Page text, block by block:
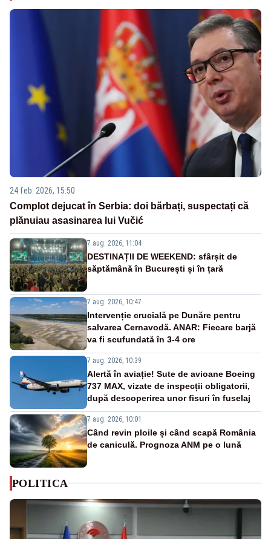
24 feb. 2026, 15:50
Complot dejucat în Serbia: doi bărbați, suspectați că
plănuiau asasinarea lui Vučić
7 aug. 2026, 11:04
DESTINAȚII DE WEEKEND: sfârșit de
săptămână în București și în țară
7 aug. 2026, 10:47
Intervenție crucială pe Dunăre pentru
salvarea Cernavodă. ANAR: Fiecare barjă
va fi scufundată în 3-4 ore
7 aug. 2026, 10:39
Alertă în aviație! Sute de avioane Boeing
737 MAX, vizate de inspecții obligatorii,
după descoperirea unor fisuri în fuselaj
7 aug. 2026, 10:01
Când revin ploile și când scapă România
de caniculă. Prognoza ANM pe o lună
POLITICA